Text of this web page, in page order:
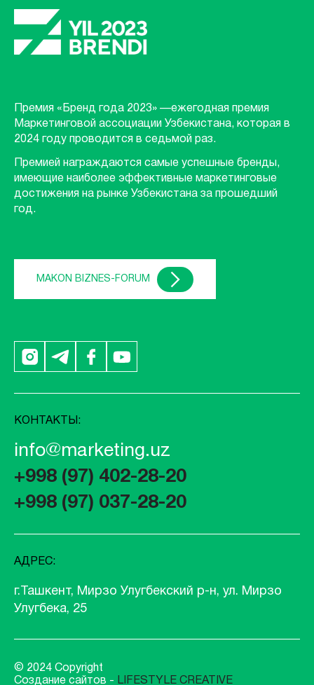
Премия «Бренд года 2023» —ежегодная премия
Маркетинговой ассоциации Узбекистана, которая в
2024 году проводится в седьмой раз.
Премией награждаются самые успешные бренды,
имеющие наиболее эффективные маркетинговые
достижения на рынке Узбекистана за прошедший
год.
MAKON BIZNES-FORUM
КОНТАКТЫ:
info@marketing.uz
+998 (97) 402-28-20
+998 (97) 037-28-20
АДРЕС:
г.Ташкент, Мирзо Улугбекский р-н, ул. Мирзо
Улугбека, 25
© 2024 Copyright
Создание сайтов - LIFESTYLE CREATIVE